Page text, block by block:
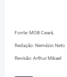
Fonte: MOB Ceará.
Redação: Nemézio Neto
Revisão: Arthur Mikael